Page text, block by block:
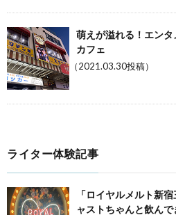
萌えが溢れる！エン
カフェ
（2021.03.30投稿）
ライター体験記事
「ロイヤルメルト新
ャストちゃんと飲んで